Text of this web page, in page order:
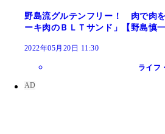
野島流グルテンフリー！ 肉で肉
ーキ肉のＢＬＴサンド」【野島慎
2022年05月20日 11:30
ライフ